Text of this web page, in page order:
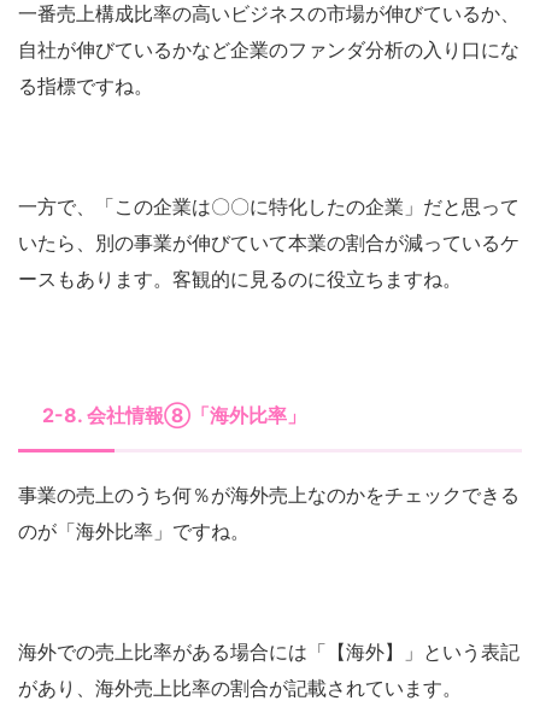
一番売上構成比率の高いビジネスの市場が伸びているか、
自社が伸びているかなど企業のファンダ分析の入り口にな
る指標ですね。
一方で、「この企業は〇〇に特化したの企業」だと思って
いたら、別の事業が伸びていて本業の割合が減っているケ
ースもあります。客観的に見るのに役立ちますね。
2-8. 会社情報⑧「海外比率」
事業の売上のうち何％が海外売上なのかをチェックできる
のが「海外比率」ですね。
海外での売上比率がある場合には「【海外】」という表記
があり、海外売上比率の割合が記載されています。